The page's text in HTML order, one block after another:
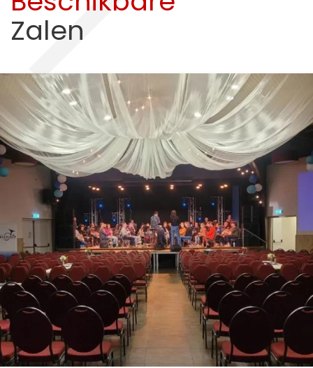
Zalen